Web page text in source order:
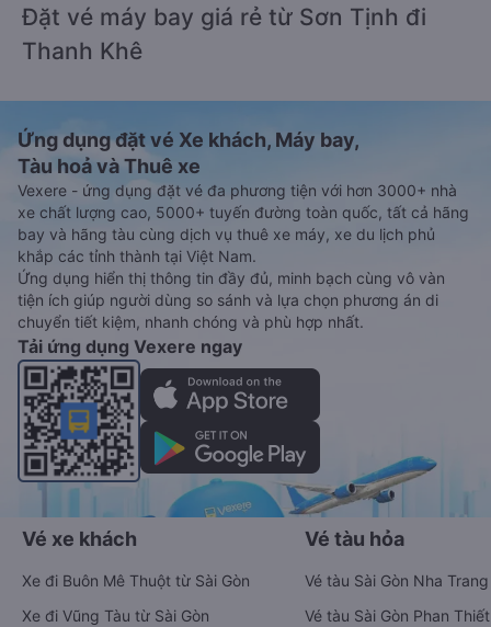
Đặt vé máy bay giá rẻ từ Sơn Tịnh đi
Thanh Khê
Ứng dụng đặt vé Xe khách, Máy bay,
Tàu hoả và Thuê xe
Vexere - ứng dụng đặt vé đa phương tiện với hơn 3000+ nhà
xe chất lượng cao, 5000+ tuyến đường toàn quốc, tất cả hãng
bay và hãng tàu cùng dịch vụ thuê xe máy, xe du lịch phủ
khắp các tỉnh thành tại Việt Nam.
Ứng dụng hiển thị thông tin đầy đủ, minh bạch cùng vô vàn
tiện ích giúp người dùng so sánh và lựa chọn phương án di
chuyển tiết kiệm, nhanh chóng và phù hợp nhất.
Tải ứng dụng Vexere ngay
Vé xe khách
Xe đi Buôn Mê Thuột từ Sài Gòn
Xe đi Vũng Tàu từ Sài Gòn
Vé tàu hỏa
Vé tàu Sài Gòn Nha Trang
Vé tàu Sài Gòn Phan Thiết